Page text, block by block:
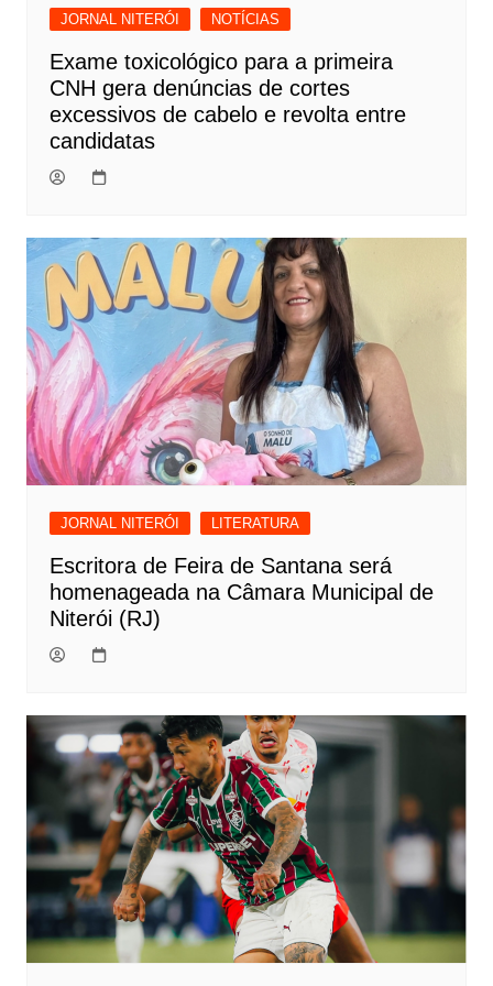
JORNAL NITERÓI NOTÍCIAS
Exame toxicológico para a primeira
CNH gera denúncias de cortes
excessivos de cabelo e revolta entre
candidatas
JORNAL NITERÓI LITERATURA
Escritora de Feira de Santana será
homenageada na Câmara Municipal de
Niterói (RJ)